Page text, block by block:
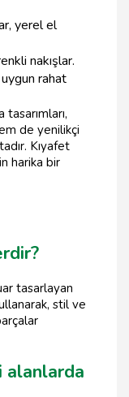
yerel el
nakışlar.
rahat
de yenilikçi
Kıyafet
harika bir
tasarlayan
stil ve
alanlarda